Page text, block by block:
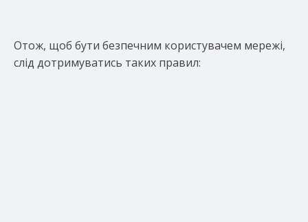
Отож, щоб бути безпечним користувачем мережі,
слід дотримуватись таких правил: